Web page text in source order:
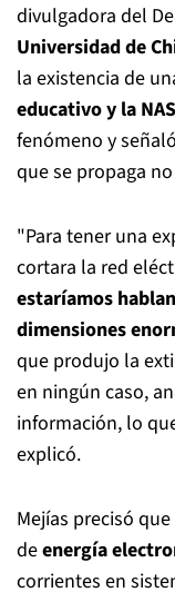
divulgadora del
Universidad de
la existencia de
educativo y la
fenómeno y
que se propaga
"Para tener una
cortara la red
estaríamos
dimensiones
que produjo la
en ningún caso,
información, lo
explicó.
Mejías precisó
deenergía
corrientes en